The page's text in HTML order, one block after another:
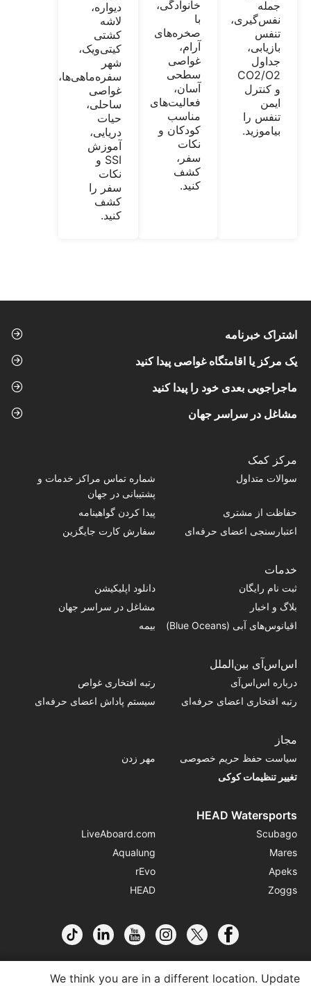
جمله
نفس‌گیری،
تنفس
بازیابی،
جداول
CO2/O2
و کنترل
ایمن
تنفس را
بیاموزید.
خانوادگی،
با
صخره‌های
آرام،
غواصی
سطحی
آسان،
فعالیت‌های
مناسب
کودکان و
نکات
سفر،
کشف
کنید.
دیواره،
لاشه
کشتی
کیتی‌ویک،
شهر
سفره‌ماهی‌ها،
غواصی
ساحلی،
حیات
دریایی،
آموزش
SSI و
نکات
سفر را
کشف
کنید.
اشتراک خبرنامه
یک مرکز یا اقامتگاه غواصی پیدا کنید
ماجراجویی بعدی خود را پیدا کنید
مشاغل در سراسر جهان
مرکز کمک
سوالات متداول
شماره تماس‌ مراکز خدمات و
پشتیبانی در جهان
حفاظت از مشتری
پیدا کردن گواهینامه
اعتبارسنجی اعضای حرفه‌ای
سفارش کارت جایگزین
خدمات
ثبت نام رایگان
دانلود اپلیکیشن
بلاگ و اخبار
مشاغل در سراسر جهان
اقیانوس‌های آبی (Blue Oceans)
بیمه
اس‌اس‌آی بین‌الملل
درباره اس‌اس‌آی
رتبه افتخاری غواص
رتبه افتخاری اعضای حرفه‌ای
سیستم پاداش اعضای حرفه‌ای
مجاز
سیاست حفظ حریم خصوصی
مهر زدن
تغییر تنظیمات کوکی
HEAD Watersports
Scubago
LiveAboard.com
Mares
Aqualung
Apeks
rEvo
Zoggs
HEAD
We think you are in a different location. Update